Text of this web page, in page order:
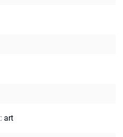
: art